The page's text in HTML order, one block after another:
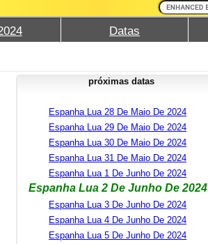
Datas
próximas datas
Espanha Lua 28 De Maio De 2024
Espanha Lua 29 De Maio De 2024
Espanha Lua 30 De Maio De 2024
Espanha Lua 31 De Maio De 2024
Espanha Lua 1 De Junho De 2024
Espanha Lua 2 De Junho De 2024
Espanha Lua 3 De Junho De 2024
Espanha Lua 4 De Junho De 2024
Espanha Lua 5 De Junho De 2024